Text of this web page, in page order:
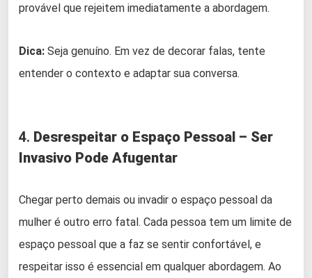
provável que rejeitem imediatamente a abordagem.
Dica: Seja genuíno. Em vez de decorar falas, tente
entender o contexto e adaptar sua conversa.
4. Desrespeitar o Espaço Pessoal – Ser
Invasivo Pode Afugentar
Chegar perto demais ou invadir o espaço pessoal da
mulher é outro erro fatal. Cada pessoa tem um limite de
espaço pessoal que a faz se sentir confortável, e
respeitar isso é essencial em qualquer abordagem. Ao